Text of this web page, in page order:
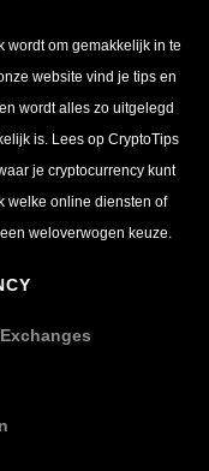
wordt om gemakkelijk in te
website vind je tips en
wordt alles zo uitgelegd
is. Lees op CryptoTips
je cryptocurrency kunt
welke online diensten of
weloverwogen keuze.